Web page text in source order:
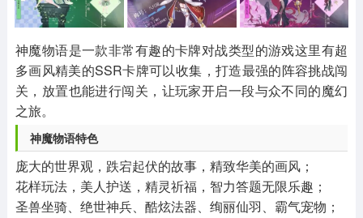
其他
1654款应用
游戏助手
515款应用
MOD游戏
1056款应用
神魔物语是一款非常有趣的卡牌对战类型的游戏这里有超
多画风精美的SSR卡牌可以收集，打造最强的阵容挑战闯
关，放置也能进行闯关，让玩家开启一段与众不同的魔幻
之旅。
神魔物语特色
庞大的世界观，跌宕起伏的故事，精致华美的画风；
花样玩法，美人护送，精灵祈福，智力答题无限乐趣；
圣兽坐骑、绝世神兵、酷炫法器、绚丽仙羽、霸气宠物；